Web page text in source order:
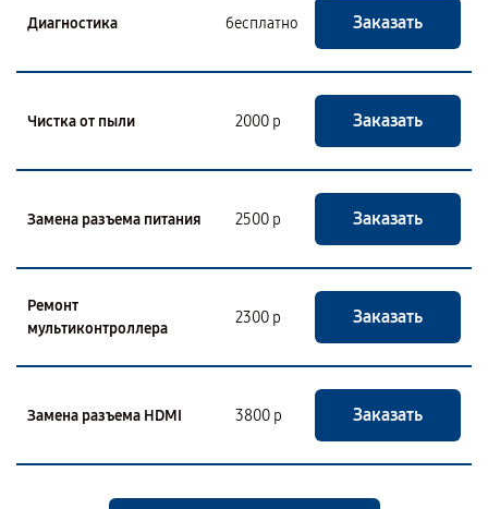
Диагностика бесплатно Заказать
Чистка от пыли 2000 р Заказать
Замена разъема питания 2500 р Заказать
Ремонт
мультиконтроллера
2300 р Заказать
Замена разъема HDMI 3800 р Заказать